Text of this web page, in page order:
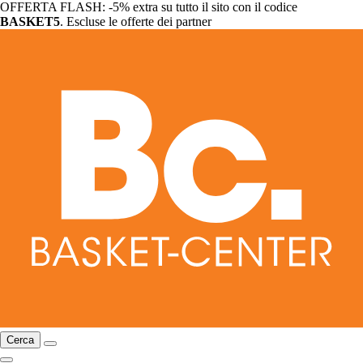
OFFERTA FLASH: -5% extra su tutto il sito con il codice
BASKET5. Escluse le offerte dei partner
Cerca